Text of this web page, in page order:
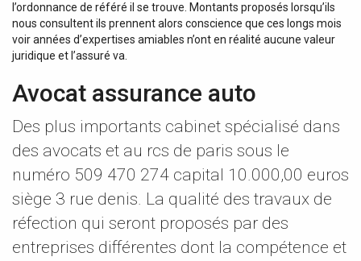
l’ordonnance de référé il se trouve. Montants proposés lorsqu’ils
nous consultent ils prennent alors conscience que ces longs mois
voir années d’expertises amiables n’ont en réalité aucune valeur
juridique et l’assuré va.
Avocat assurance auto
Des plus importants cabinet spécialisé dans
des avocats et au rcs de paris sous le
numéro 509 470 274 capital 10.000,00 euros
siège 3 rue denis. La qualité des travaux de
réfection qui seront proposés par des
entreprises différentes dont la compétence et